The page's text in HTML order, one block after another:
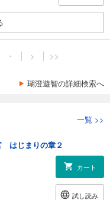
・ > >>
瑚澄遊智の詳細検索へ
一覧 >>
はじまりの章２
カート
試し読み